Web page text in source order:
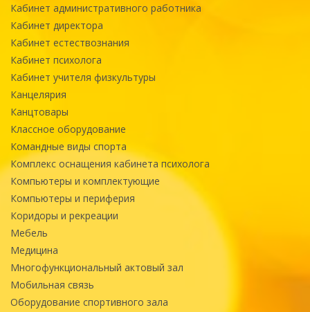
Кабинет административного работника
Кабинет директора
Кабинет естествознания
Кабинет психолога
Кабинет учителя физкультуры
Канцелярия
Канцтовары
Классное оборудование
Командные виды спорта
Комплекс оснащения кабинета психолога
Компьютеры и комплектующие
Компьютеры и периферия
Коридоры и рекреации
Мебель
Медицина
Многофункциональный актовый зал
Мобильная связь
Оборудование спортивного зала